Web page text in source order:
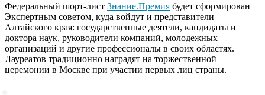
Федеральный шорт-лист Знание.Премия будет сформирован
Экспертным советом, куда войдут и представители
Алтайского края: государственные деятели, кандидаты и
доктора наук, руководители компаний, молодежных
организаций и другие профессионалы в своих областях.
Лауреатов традиционно наградят на торжественной
церемонии в Москве при участии первых лиц страны.